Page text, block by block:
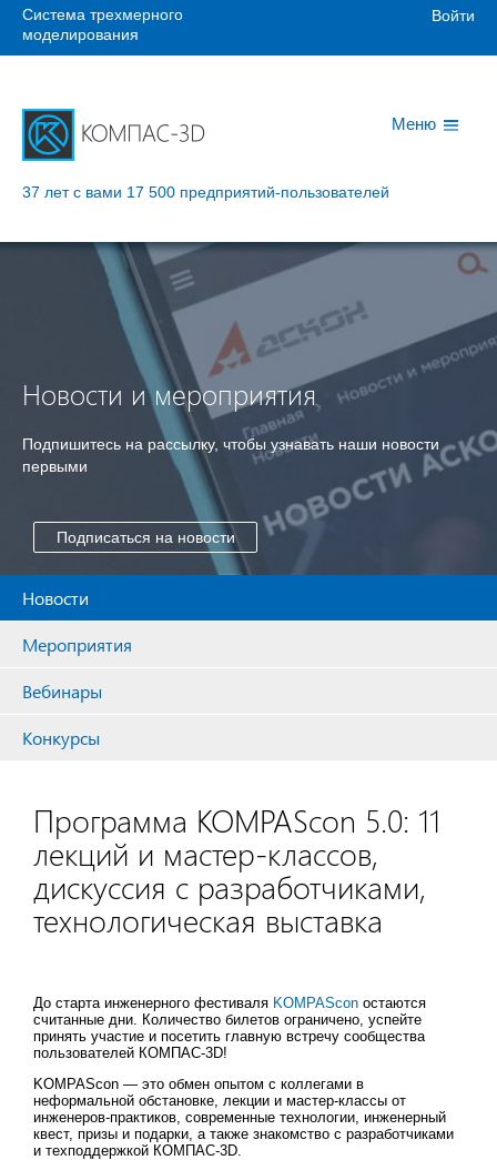
Система трехмерного
моделирования
Войти
Меню
37 лет с вами 17 500 предприятий-пользователей
Новости и мероприятия
Подпишитесь на рассылку, чтобы узнавать наши новости
первыми
Подписаться на новости
Новости
Мероприятия
Вебинары
Конкурсы
Программа KOMPAScon 5.0: 11
лекций и мастер-классов,
дискуссия с разработчиками,
технологическая выставка
До старта инженерного фестиваля KOMPAScon остаются
считанные дни. Количество билетов ограничено, успейте
принять участие и посетить главную встречу сообщества
пользователей КОМПАС-3D!
KOMPAScon — это обмен опытом с коллегами в
неформальной обстановке, лекции и мастер-классы от
инженеров-практиков, современные технологии, инженерный
квест, призы и подарки, а также знакомство с разработчиками
и техподдержкой КОМПАС-3D.